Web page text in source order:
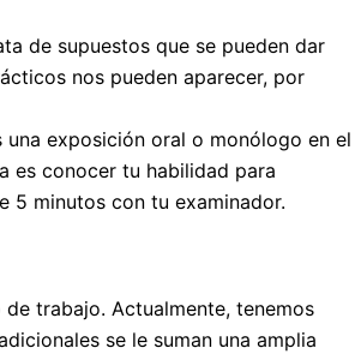
de supuestos que se pueden dar
nos pueden aparecer, por
exposición oral o monólogo en el
es conocer tu habilidad para
5 minutos con tu examinador.
trabajo. Actualmente, tenemos
se le suman una amplia